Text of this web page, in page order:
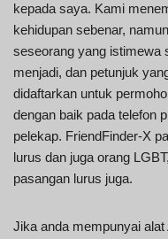
kepada saya. Kami
kehidupan sebenar,
seseorang yang istimewa
menjadi, dan petunjuk
didaftarkan untuk
dengan baik pada telefon
pelekap. FriendFinder-X
lurus dan juga orang
pasangan lurus juga.
Jika anda mempunyai